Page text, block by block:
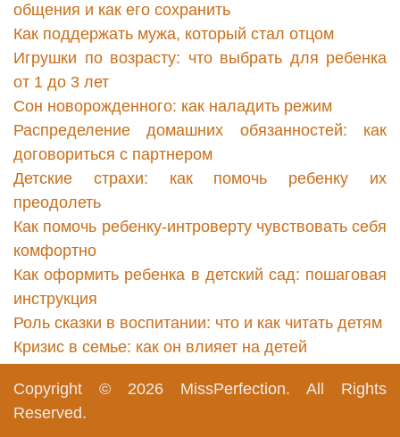
общения и как его сохранить
Как поддержать мужа, который стал отцом
Игрушки по возрасту: что выбрать для ребенка
от 1 до 3 лет
Сон новорожденного: как наладить режим
Распределение домашних обязанностей: как
договориться с партнером
Детские страхи: как помочь ребенку их
преодолеть
Как помочь ребенку-интроверту чувствовать себя
комфортно
Как оформить ребенка в детский сад: пошаговая
инструкция
Роль сказки в воспитании: что и как читать детям
Кризис в семье: как он влияет на детей
Copyright © 2026 MissPerfection. All Rights
Reserved.